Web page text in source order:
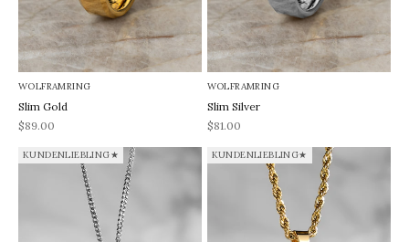
WOLFRAMRING
Slim Gold
REA-pris
$89.00
WOLFRAMRING
Slim Silver
REA-pris
$81.00
KUNDENLIEBLING★ KUNDENLIEBLING★